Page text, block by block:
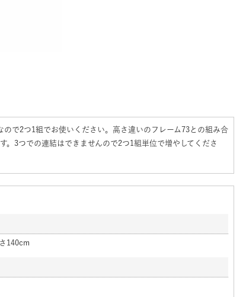
ので2つ1組でお使いください。高さ違いのフレーム73との組み合
。3つでの連結はできませんので2つ1組単位で増やしてくださ
140cm